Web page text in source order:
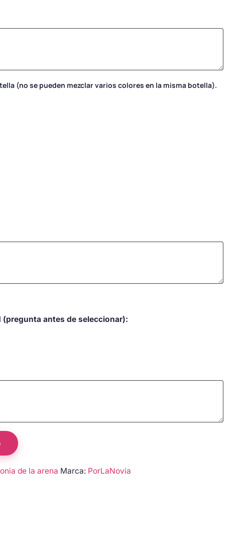
(no se pueden mezclar varios colores en la misma botella).
antes de seleccionar):
de la arena Marca: PorLaNovia